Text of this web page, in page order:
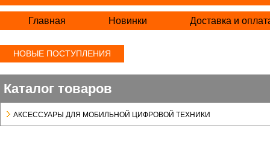
Главная Новинки Доставка и
НОВЫЕ ПОСТУПЛЕНИЯ
Каталог товаров
АКСЕСCУАРЫ ДЛЯ МОБИЛЬНОЙ ЦИФРОВОЙ ТЕХНИКИ